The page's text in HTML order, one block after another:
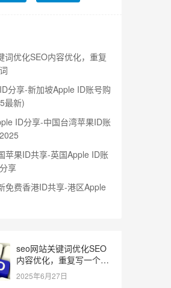
词优化SEO内容优化，重复
分享-新加坡Apple ID账号购
最新)
ID分享-中国台湾苹果ID账
苹果ID共享-英国Apple ID账
享
免费香港ID共享-港区Apple
seo网站关键词优化SEO
内容优化，重复写一个关
键词
2025年6月27日